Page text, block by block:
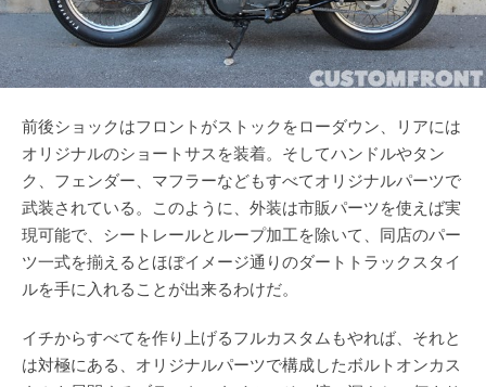
前後ショックはフロントがストックをローダウン、リアには
オリジナルのショートサスを装着。そしてハンドルやタン
ク、フェンダー、マフラーなどもすべてオリジナルパーツで
武装されている。このように、外装は市販パーツを使えば実
現可能で、シートレールとループ加工を除いて、同店のパー
ツ一式を揃えるとほぼイメージ通りのダートトラックスタイ
ルを手に入れることが出来るわけだ。
イチからすべてを作り上げるフルカスタムもやれば、それと
は対極にある、オリジナルパーツで構成したボルトオンカス